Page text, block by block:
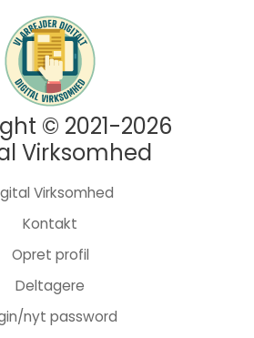
© 2021-2026
Virksomhed
Virksomhed
Kontakt
Opret profil
Deltagere
nyt password